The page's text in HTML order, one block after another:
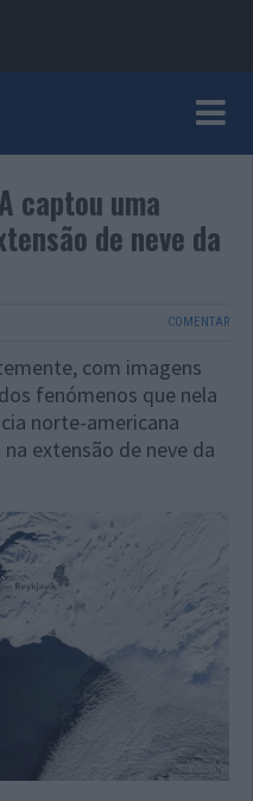
captou uma
de neve da
COMENTAR
com imagens
fenómenos que nela
norte-americana
extensão de neve da